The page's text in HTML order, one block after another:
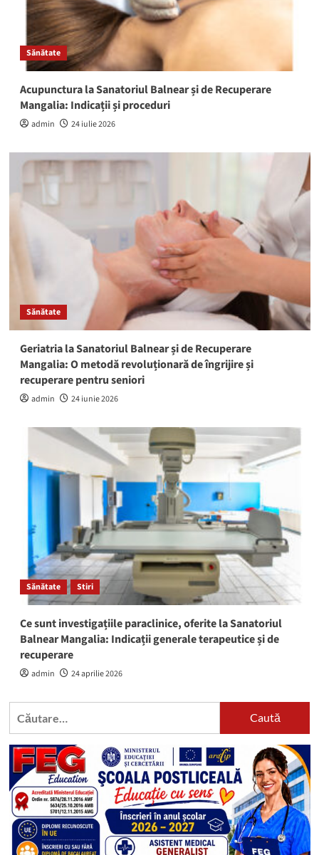
Sănătate
Acupunctura la Sanatoriul Balnear și de Recuperare
Mangalia: Indicații și proceduri
admin 24 iulie 2026
Sănătate
Geriatria la Sanatoriul Balnear și de Recuperare
Mangalia: O metodă revoluționară de îngrijire și
recuperare pentru seniori
admin 24 iunie 2026
Sănătate Stiri
Ce sunt investigațiile paraclinice, oferite la Sanatoriul
Balnear Mangalia: Indicații generale terapeutice și de
recuperare
admin 24 aprilie 2026
Caută